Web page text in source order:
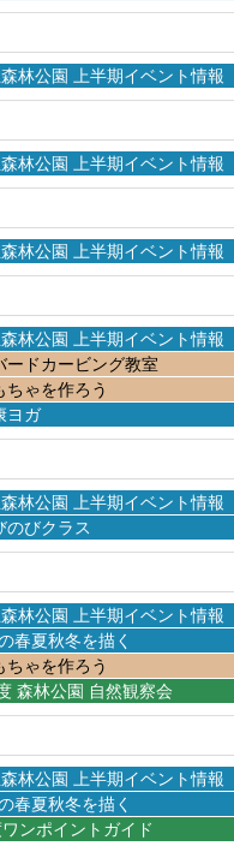
林公園 上半期イベント情報
林公園 上半期イベント情報
林公園 上半期イベント情報
林公園 上半期イベント情報
ードカービング教室
ちゃを作ろう
ヨガ
林公園 上半期イベント情報
のびクラス
林公園 上半期イベント情報
春夏秋冬を描く
ちゃを作ろう
森林公園 自然観察会
林公園 上半期イベント情報
春夏秋冬を描く
ンポイントガイド